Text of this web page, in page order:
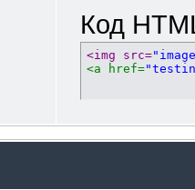
Код
<img src=
<a href=